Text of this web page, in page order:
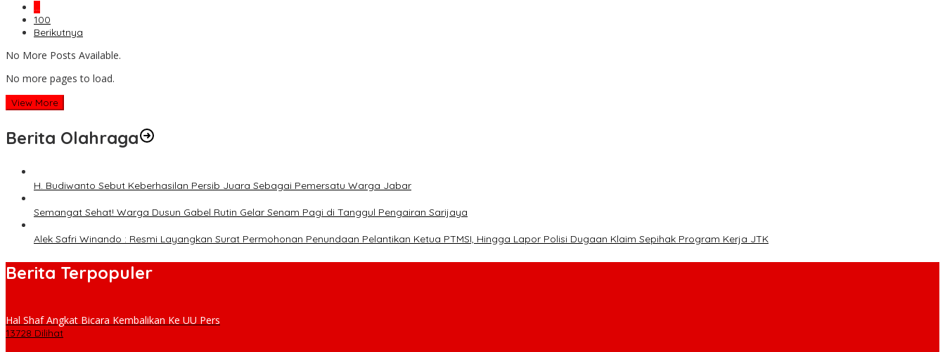
…
100
Berikutnya
No More Posts Available.
No more pages to load.
View More
Berita Olahraga
H. Budiwanto Sebut Keberhasilan Persib Juara Sebagai Pemersatu Warga Jabar
Semangat Sehat! Warga Dusun Gabel Rutin Gelar Senam Pagi di Tanggul Pengairan Sarijaya
Alek Safri Winando : Resmi Layangkan Surat Permohonan Penundaan Pelantikan Ketua PTMSI, Hingga Lapor Polisi Dugaan Klaim Sepihak Program Kerja JTK
Berita Terpopuler
Hal Shaf Angkat Bicara Kembalikan Ke UU Pers
13728 Dilihat